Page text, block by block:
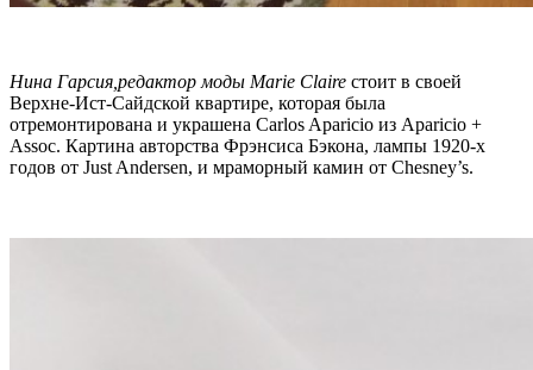
Нина Гарсия,редактор моды Marie Claire стоит в своей
Верхне-Ист-Сайдской квартире, которая была
отремонтирована и украшена Carlos Aparicio из Aparicio +
Assoc. Картина авторства Фрэнсиса Бэкона, лампы 1920-х
годов от Just Andersen, и мраморный камин от Chesney’s.